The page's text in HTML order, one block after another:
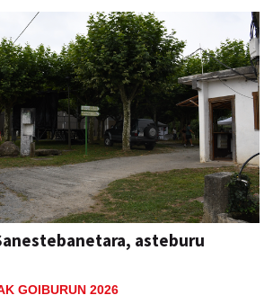
asteburu
GOIBURUN 2026